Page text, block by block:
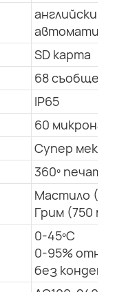
английски,
SD карта
68
IP65
60 микрона
Супер мека,
360º печат
Мастило
Грим (750 мл)
0-45ºC
0-95%
без